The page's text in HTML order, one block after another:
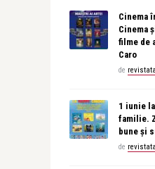
Cinema
Cinema
filme de
Caro
de
1 iunie
familie.
bune și
de